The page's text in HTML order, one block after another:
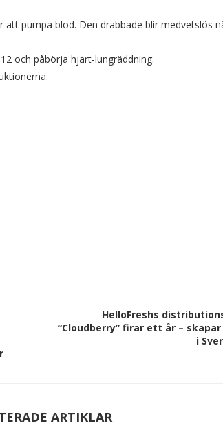
pumpa blod. Den drabbade blir medvetslös
och påbörja hjärt-lungräddning.
HelloFreshs
“Cloudberry” firar ett år –
i
ARTIKLAR